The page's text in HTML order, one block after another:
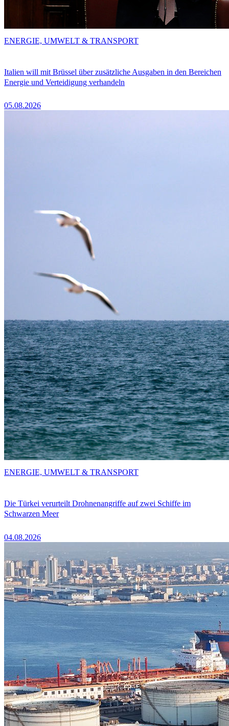
Italien will mit Brüssel über zusätzliche Ausgaben in den Bereichen
Energie und Verteidigung verhandeln
05.08.2026
ENERGIE, UMWELT & TRANSPORT
Die Türkei verurteilt Drohnenangriffe auf zwei Schiffe im
Schwarzen Meer
04.08.2026
ENERGIE, UMWELT & TRANSPORT